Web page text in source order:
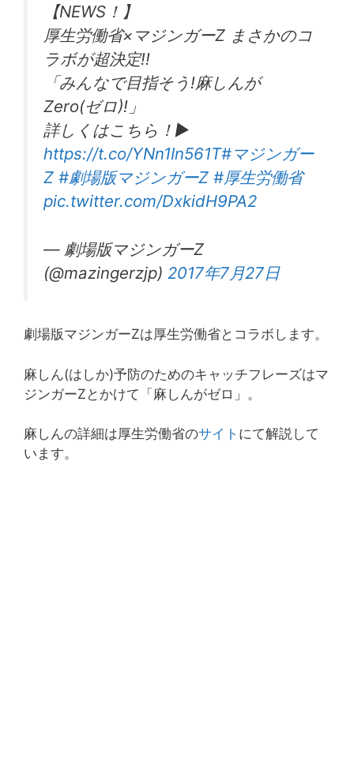
【NEWS！】
厚生労働省×マジンガーZ まさかのコ
ラボが超決定!!
「みんなで目指そう!麻しんが
Zero(ゼロ)!」
詳しくはこちら！▶︎
https://t.co/YNn1In561T#マジンガー
Z #劇場版マジンガーZ #厚生労働省
pic.twitter.com/DxkidH9PA2
— 劇場版マジンガーZ
(@mazingerzjp) 2017年7月27日
劇場版マジンガーZは厚生労働省とコラボします。
麻しん(はしか)予防のためのキャッチフレーズはマ
ジンガーZとかけて「麻しんがゼロ」。
麻しんの詳細は厚生労働省のサイト にて解説して
います。